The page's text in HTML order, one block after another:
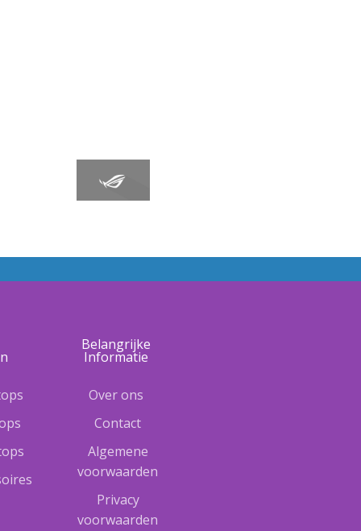
Belangrijke
Informatie
Over ons
Contact
Algemene
voorwaarden
Privacy
voorwaarden